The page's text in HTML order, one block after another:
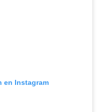
en Instagram